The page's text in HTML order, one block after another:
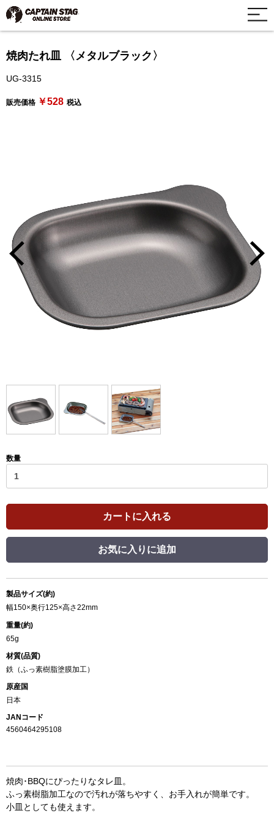
焼肉たれ皿 〈メタルブラック〉
UG-3315
販売価格 ￥528 税込
数量
カートに入れる
お気に入りに追加
製品サイズ(約)
幅150×奥行125×高さ22mm
重量(約)
65g
材質(品質)
鉄（ふっ素樹脂塗膜加工）
原産国
日本
JANコード
4560464295108
焼肉･BBQにぴったりなタレ皿。
ふっ素樹脂加工なので汚れが落ちやすく、お手入れが簡単です。
小皿としても使えます。